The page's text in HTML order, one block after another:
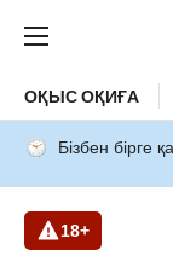
ОҚЫС ОҚИҒА
Бізбен бірге
18+